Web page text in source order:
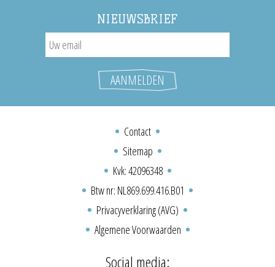
NIEUWSBRIEF
Contact
Sitemap
Kvk: 42096348
Btw nr: NL869.699.416.B01
Privacyverklaring (AVG)
Algemene Voorwaarden
Social media: